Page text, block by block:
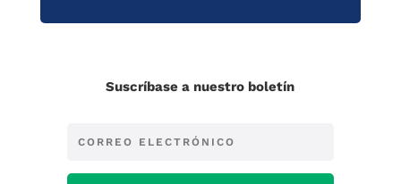
Suscríbase a nuestro boletín